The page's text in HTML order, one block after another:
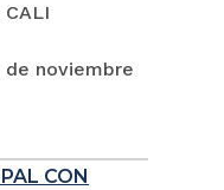
CALI
de noviembre
CON